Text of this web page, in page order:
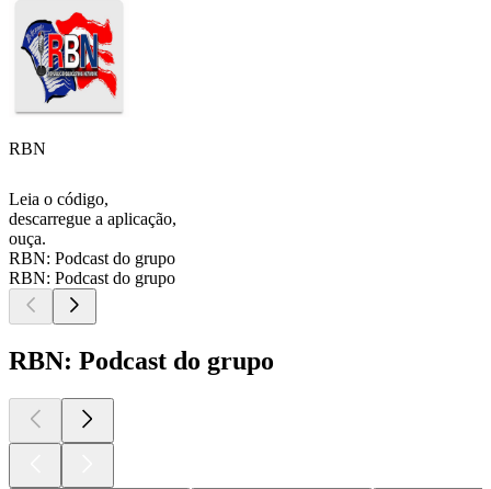
RBN
Leia o código,
descarregue a aplicação,
ouça.
RBN: Podcast do grupo
RBN: Podcast do grupo
RBN: Podcast do grupo